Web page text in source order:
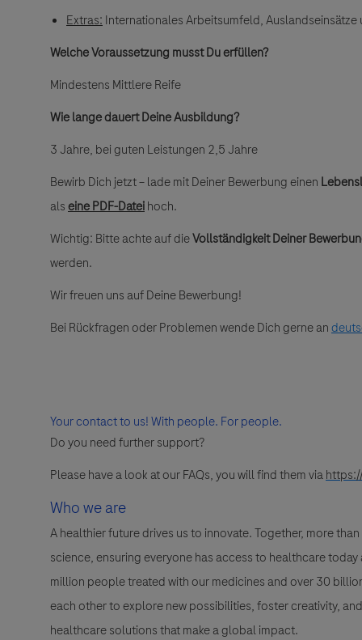
Extras: Internationales Arbeitsumfeld,
Welche Voraussetzung musst Du erfüllen?
Mindestens Mittlere Reife
Wie lange dauert Deine Ausbildung?
3 Jahre, bei guten Leistungen 2,5 Jahre
Bewirb Dich jetzt – lade mit Deiner Bewerbung einen
alseine PDF-Dateihoch.
Wichtig: Bitte achte auf dieVollständigkeit Deiner
werden.
Wir freuen uns auf Deine Bewerbung!
Bei Rückfragen oder Problemen wende Dich gerne an
Your contact to us! With people. For people.
Do you need further support?
Please have a look at our FAQs, you will find them via
Who we are
A healthier future drives us to innovate. Together, more
science, ensuring everyone has access to healthcare
million people treated with our medicines and over 30
each other to explore new possibilities, foster creativity,
healthcare solutions that make a global impact.